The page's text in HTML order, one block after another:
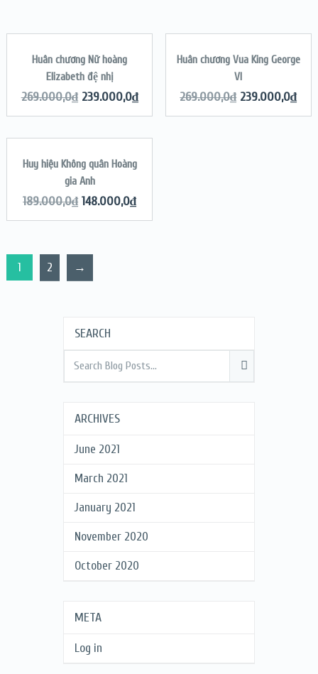
SALE!
QUICK LOOK
ADD TO CART
Huân chương Nữ hoàng
Elizabeth đệ nhị
269.000,0₫ 239.000,0₫ QUICK LOOK
ADD TO CART
Huân chương Vua King George
VI
269.000,0₫ 239.000,0₫
QUICK LOOK
ADD TO CART
Huy hiệu Không quân Hoàng
gia Anh
189.000,0₫ 148.000,0₫
1 2 →
SEARCH
ARCHIVES
June 2021
March 2021
January 2021
November 2020
October 2020
META
Log in